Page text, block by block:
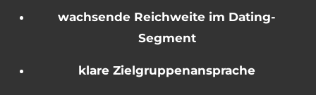
wachsende Reichweite im Dating-
Segment
klare Zielgruppenansprache